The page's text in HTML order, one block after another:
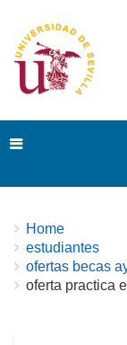
You
are
here:
Home
estudiantes
ofertas becas
oferta practica